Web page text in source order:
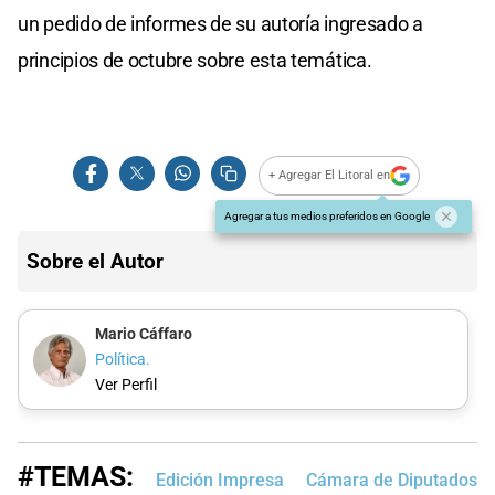
un pedido de informes de su autoría ingresado a
principios de octubre sobre esta temática.
+ Agregar El Litoral en
Agregar a tus medios preferidos en Google
Sobre el Autor
Mario Cáffaro
Política.
Ver Perfil
#TEMAS: Edición Impresa Cámara de Diputados